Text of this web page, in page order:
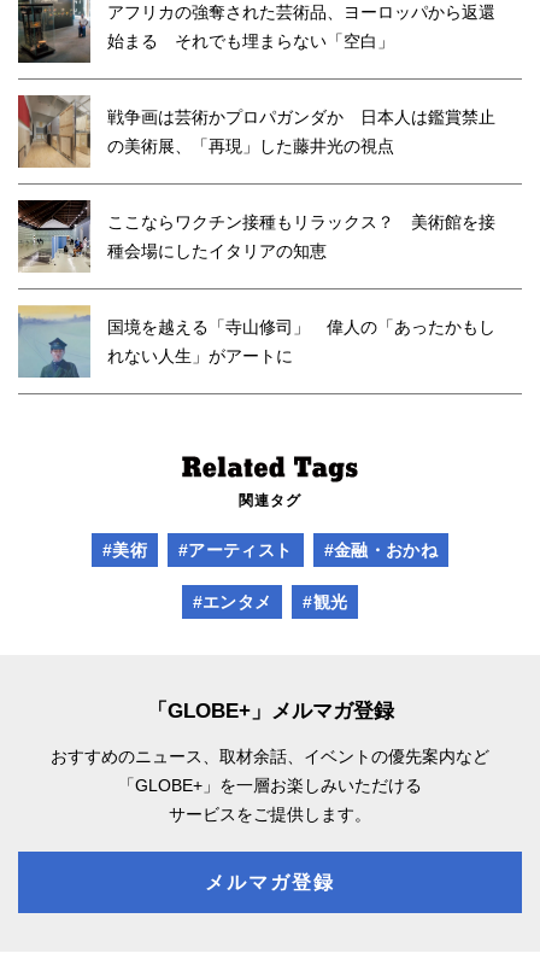
アフリカの強奪された芸術品、ヨーロッパから返還
始まる それでも埋まらない「空白」
戦争画は芸術かプロパガンダか 日本人は鑑賞禁止
の美術展、「再現」した藤井光の視点
ここならワクチン接種もリラックス？ 美術館を接
種会場にしたイタリアの知恵
国境を越える「寺山修司」 偉人の「あったかもし
れない人生」がアートに
関連タグ
#美術 #アーティスト #金融・おかね
#エンタメ #観光
「GLOBE+」メルマガ登録
おすすめのニュース、取材余話、 イベントの優先案内など
「GLOBE+」を一層お楽しみいただける
サービスをご提供します。
メルマガ登録